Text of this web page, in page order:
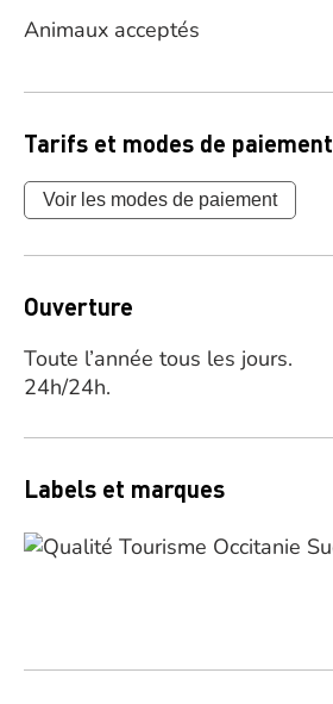
Animaux acceptés
Tarifs et modes de paiement
Voir les modes de paiement
Ouverture
Toute l’année tous les jours.
24h/24h.
Labels et marques